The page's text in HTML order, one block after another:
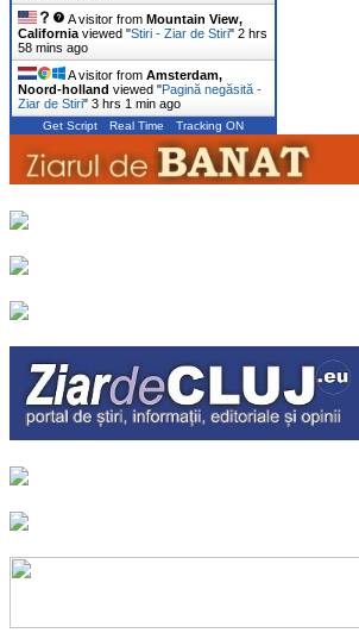
A visitor from Mountain View,
California viewed "Stiri - Ziar de Stiri" 2 hrs
58 mins ago
A visitor from Amsterdam,
Noord-holland viewed "Pagină negăsită -
Ziar de Stiri" 3 hrs 1 min ago
Get Script Real Time Tracking ON